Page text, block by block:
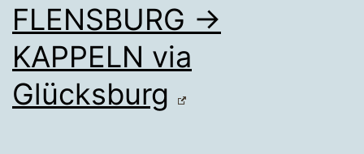
FLENSBURG →
KAPPELN via
Glücksburg